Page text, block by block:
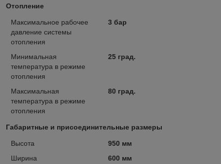
Отопление
Максимальное рабочее
давление системы
отопления
3 бар
Минимальная
температура в режиме
отопления
25 град.
Максимальная
температура в режиме
отопления
80 град.
Габаритные и присоединительные размеры
Высота
950 мм
Ширина
600 мм